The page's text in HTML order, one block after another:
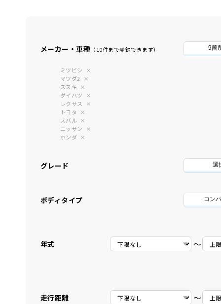
メーカー・車種 （10件まで登録できます） 9箇
ミツビシ
マツダ2
スズキ
ダイハツ
レクサス
トヨタ
スバル
ニッサン
ホンダ
グレード 選
ボディタイプ コン
年式 〜
走行距離 〜